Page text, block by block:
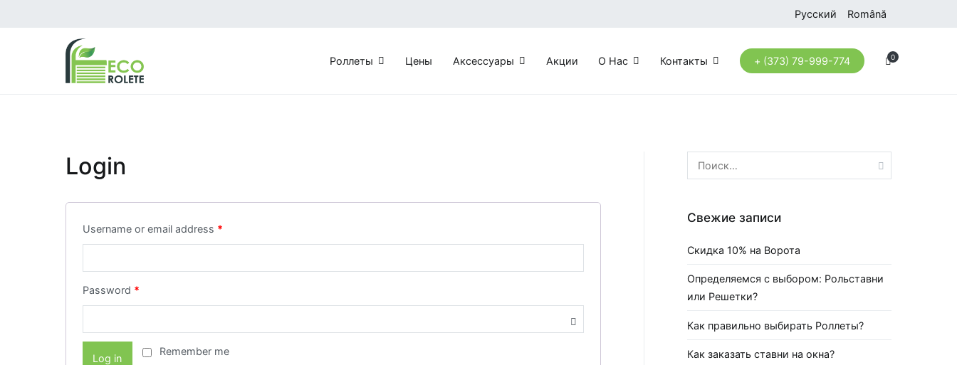
содержимому
Русский Română
Роллеты Цены Аксессуары Акции О Нас Контакты + (373) 79-999-774 0
Login
Username or email address *
Password *
Remember me
Log in
Найти:
Свежие записи
Скидка 10% на Ворота
Определяемся с выбором: Рольставни
или Решетки?
Как правильно выбирать Роллеты?
Как заказать ставни на окна?